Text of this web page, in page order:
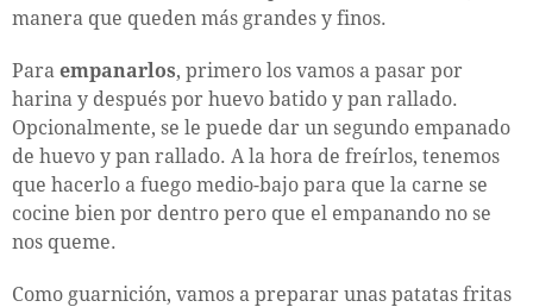
manera que queden más grandes y finos.
Para empanarlos, primero los vamos a pasar por
harina y después por huevo batido y pan rallado.
Opcionalmente, se le puede dar un segundo empanado
de huevo y pan rallado. A la hora de freírlos, tenemos
que hacerlo a fuego medio-bajo para que la carne se
cocine bien por dentro pero que el empanando no se
nos queme.
Como guarnición, vamos a preparar unas patatas fritas